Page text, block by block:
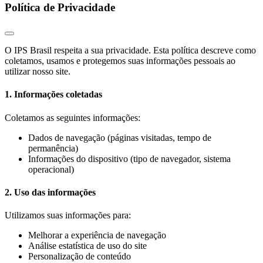
Política de Privacidade
O IPS Brasil respeita a sua privacidade. Esta política descreve como
coletamos, usamos e protegemos suas informações pessoais ao
utilizar nosso site.
1. Informações coletadas
Coletamos as seguintes informações:
Dados de navegação (páginas visitadas, tempo de
permanência)
Informações do dispositivo (tipo de navegador, sistema
operacional)
2. Uso das informações
Utilizamos suas informações para:
Melhorar a experiência de navegação
Análise estatística de uso do site
Personalização de conteúdo